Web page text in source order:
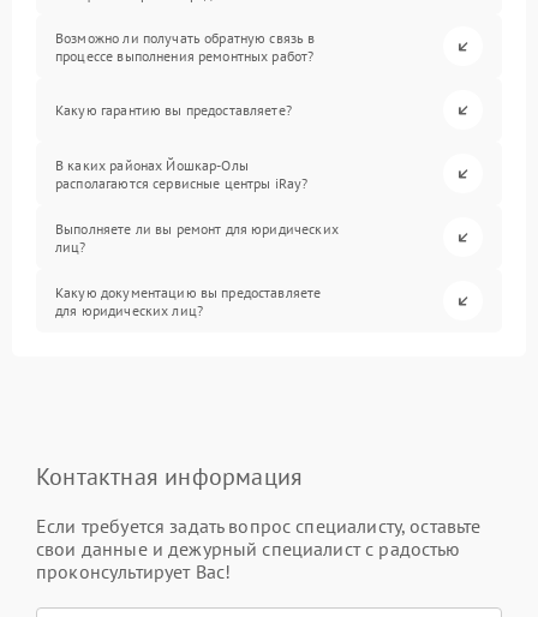
Возможно ли получать обратную связь в
процессе выполнения ремонтных работ?
Какую гарантию вы предоставляете?
В каких районах Йошкар-Олы
располагаются сервисные центры iRay?
Выполняете ли вы ремонт для юридических
лиц?
Какую документацию вы предоставляете
для юридических лиц?
Контактная информация
Если требуется задать вопрос специалисту, оставьте
свои данные и дежурный специалист с радостью
проконсультирует Вас!